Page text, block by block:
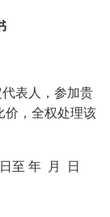
表人，参加贵
价，全权处理该
至 年 月 日